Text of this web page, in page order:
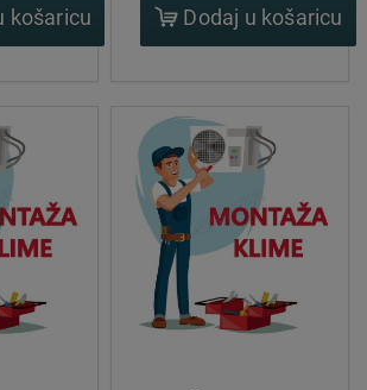
košaricu Dodaj u košaricu